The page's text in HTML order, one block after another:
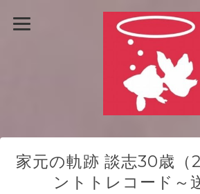
家元の軌跡 談志30歳（
ントトレコード～